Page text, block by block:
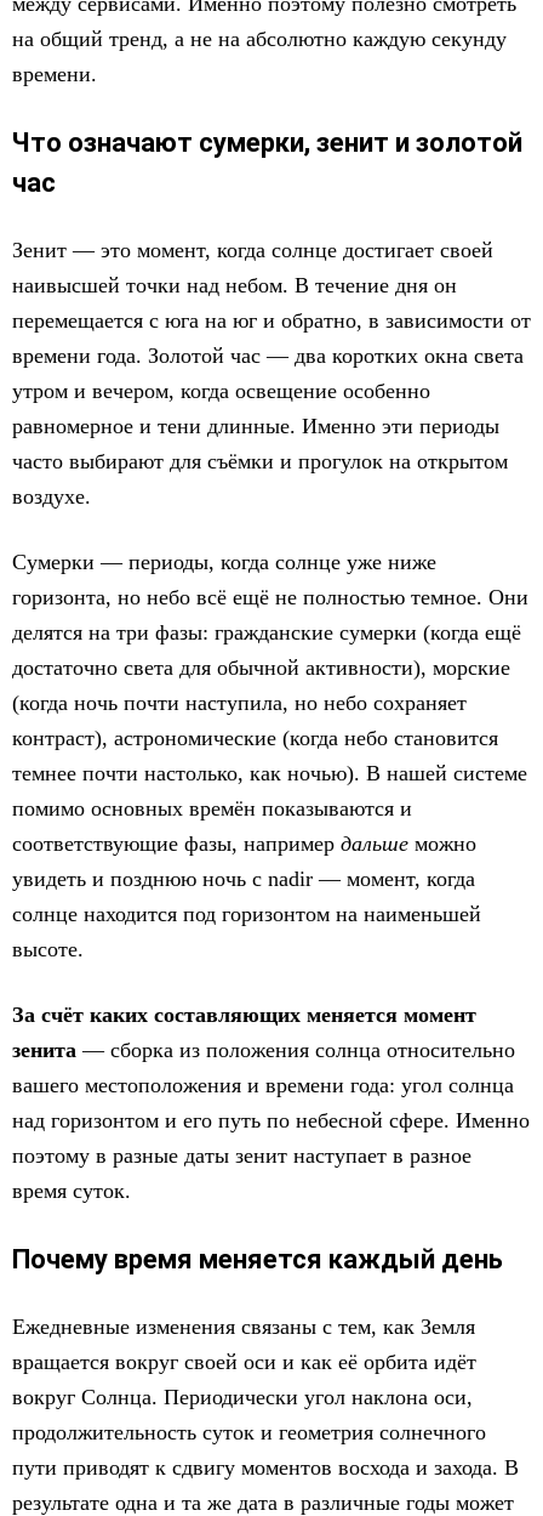
на общий тренд, а не на абсолютно каждую секунду
времени.
Что означают сумерки, зенит и золотой
час
Зенит — это момент, когда солнце достигает своей
наивысшей точки над небом. В течение дня он
перемещается с юга на юг и обратно, в зависимости от
времени года. Золотой час — два коротких окна света
утром и вечером, когда освещение особенно
равномерное и тени длинные. Именно эти периоды
часто выбирают для съёмки и прогулок на открытом
воздухе.
Сумерки — периоды, когда солнце уже ниже
горизонта, но небо всё ещё не полностью темное. Они
делятся на три фазы: гражданские сумерки (когда ещё
достаточно света для обычной активности), морские
(когда ночь почти наступила, но небо сохраняет
контраст), астрономические (когда небо становится
темнее почти настолько, как ночью). В нашей системе
помимо основных времён показываются и
соответствующие фазы, например дальше можно
увидеть и позднюю ночь с nadir — момент, когда
солнце находится под горизонтом на наименьшей
высоте.
За счёт каких составляющих меняется момент
зенита — сборка из положения солнца относительно
вашего местоположения и времени года: угол солнца
над горизонтом и его путь по небесной сфере. Именно
поэтому в разные даты зенит наступает в разное
время суток.
Почему время меняется каждый день
Ежедневные изменения связаны с тем, как Земля
вращается вокруг своей оси и как её орбита идёт
вокруг Солнца. Периодически угол наклона оси,
продолжительность суток и геометрия солнечного
пути приводят к сдвигу моментов восхода и захода. В
результате одна и та же дата в различные годы может